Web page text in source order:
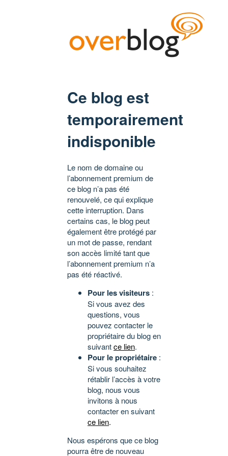
Ce blog est
temporairement
indisponible
Le nom de domaine ou
l’abonnement premium de
ce blog n’a pas été
renouvelé, ce qui explique
cette interruption. Dans
certains cas, le blog peut
également être protégé par
un mot de passe, rendant
son accès limité tant que
l’abonnement premium n’a
pas été réactivé.
Pour les visiteurs :
Si vous avez des
questions, vous
pouvez contacter le
propriétaire du blog en
suivantce lien.
Pour le propriétaire :
Si vous souhaitez
rétablir l’accès à votre
blog, nous vous
invitons à nous
contacter en suivant
ce lien.
Nous espérons que ce blog
pourra être de nouveau